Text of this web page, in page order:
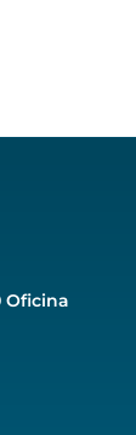
Oficina